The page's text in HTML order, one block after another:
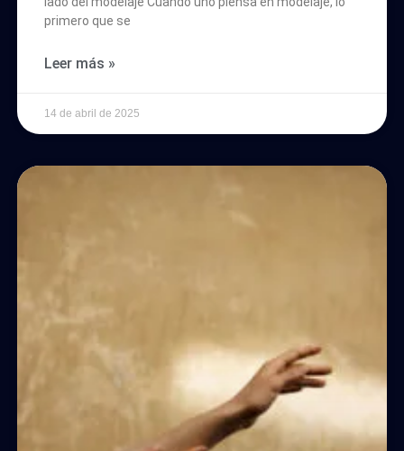
primero que se
Leer más »
14 de abril de 2025